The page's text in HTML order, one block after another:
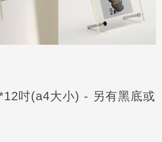
吋(a4大小) - 另有黑底或